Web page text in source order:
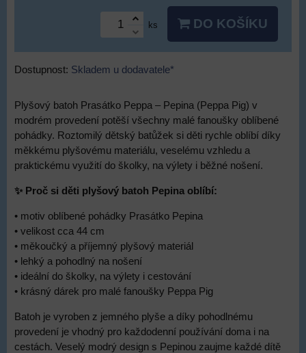
ks DO KOŠÍKU
Dostupnost: Skladem u dodavatele*
Plyšový batoh Prasátko Peppa – Pepina (Peppa Pig) v
modrém provedení potěší všechny malé fanoušky oblíbené
pohádky. Roztomilý dětský batůžek si děti rychle oblíbí díky
měkkému plyšovému materiálu, veselému vzhledu a
praktickému využití do školky, na výlety i běžné nošení.
✨ Proč si děti plyšový batoh Pepina oblíbí:
• motiv oblíbené pohádky Prasátko Pepina
• velikost cca 44 cm
• měkoučký a příjemný plyšový materiál
• lehký a pohodlný na nošení
• ideální do školky, na výlety i cestování
• krásný dárek pro malé fanoušky Peppa Pig
Batoh je vyroben z jemného plyše a díky pohodlnému
provedení je vhodný pro každodenní používání doma i na
cestách. Veselý modrý design s Pepinou zaujme každé dítě